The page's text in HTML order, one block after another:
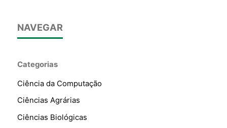
NAVEGAR
Categorias
Ciência da Computação
Ciências Agrárias
Ciências Biológicas